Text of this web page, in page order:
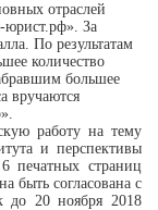
отраслей
юрист.рф». За
По результатам
количество
большее
вручаются
работу на тему
и перспективы
печатных страниц
быть согласована с
до 20 ноября 2018